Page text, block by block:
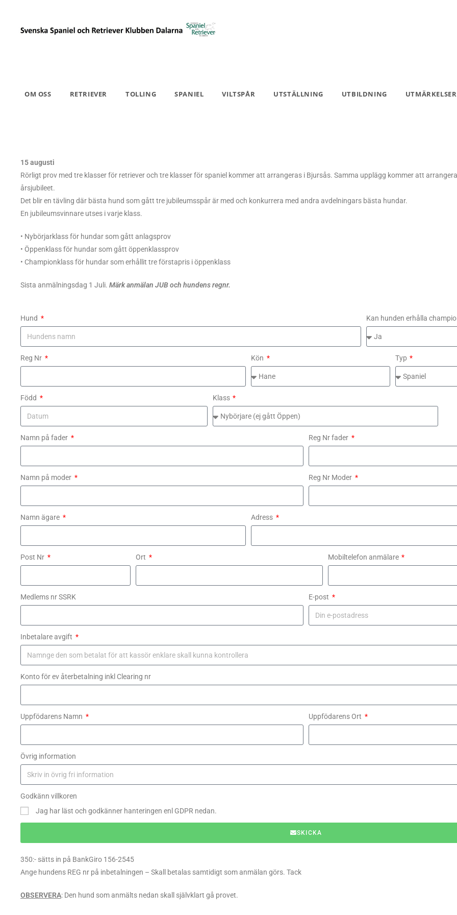
OM OSS RETRIEVER TOLLING SPANIEL VILTSPÅR UTSTÄLLNING UTBILDNING UTMÄRKELSER
15 augusti
Rörligt prov med tre klasser för retriever och tre klasser för spaniel kommer att arrangeras i Bjursås. Samma upplägg kommer att
årsjubileet.
Det blir en tävling där bästa hund som gått tre jubileumsspår är med och konkurrera med andra avdelningars bästa hundar.
En jubileumsvinnare utses i varje klass.
• Nybörjarklass för hundar som gått anlagsprov
• Öppenklass för hundar som gått öppenklassprov
• Championklass för hundar som erhållit tre förstapris i öppenklass
Sista anmälningsdag 1 Juli. Märk anmälan JUB och hundens regnr.
Hund Kan hunden erhålla
Reg Nr Kön Typ
Född Klass
Namn på fader Reg Nr fader
Namn på moder Reg Nr Moder
Namn ägare Adress
Post Nr Ort Mobiltelefon anmälare
Medlems nr SSRK E-post
Inbetalare avgift
Konto för ev återbetalning inkl Clearing nr
Uppfödarens Namn Uppfödarens Ort
Övrig information
Godkänn villkoren
Jag har läst och godkänner hanteringen enl GDPR nedan.
SKICKA
350:- sätts in på BankGiro 156-2545
Ange hundens REG nr på inbetalningen – Skall betalas samtidigt som anmälan görs. Tack
OBSERVERA: Den hund som anmälts nedan skall självklart gå provet.